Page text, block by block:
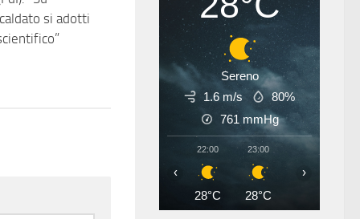
si adotti
Sereno
1.6 m/s
80%
761 mmHg
22:00
28°C
23:00
28°C
‹ ›